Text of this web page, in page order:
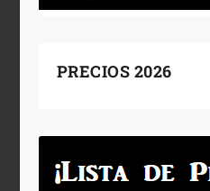
PRECIOS 2026